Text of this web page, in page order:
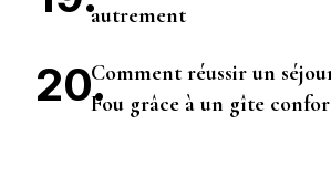
autrement
Comment réussir un
Fou grâce à un gîte